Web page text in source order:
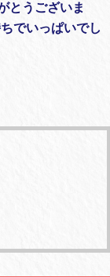
とうございま
でいっぱいでし